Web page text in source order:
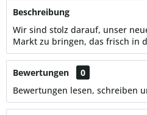
Beschreibung
Wir sind stolz darauf, unser
Markt zu bringen, das frisch in
Bewertungen
0
Bewertungen lesen, schreiben